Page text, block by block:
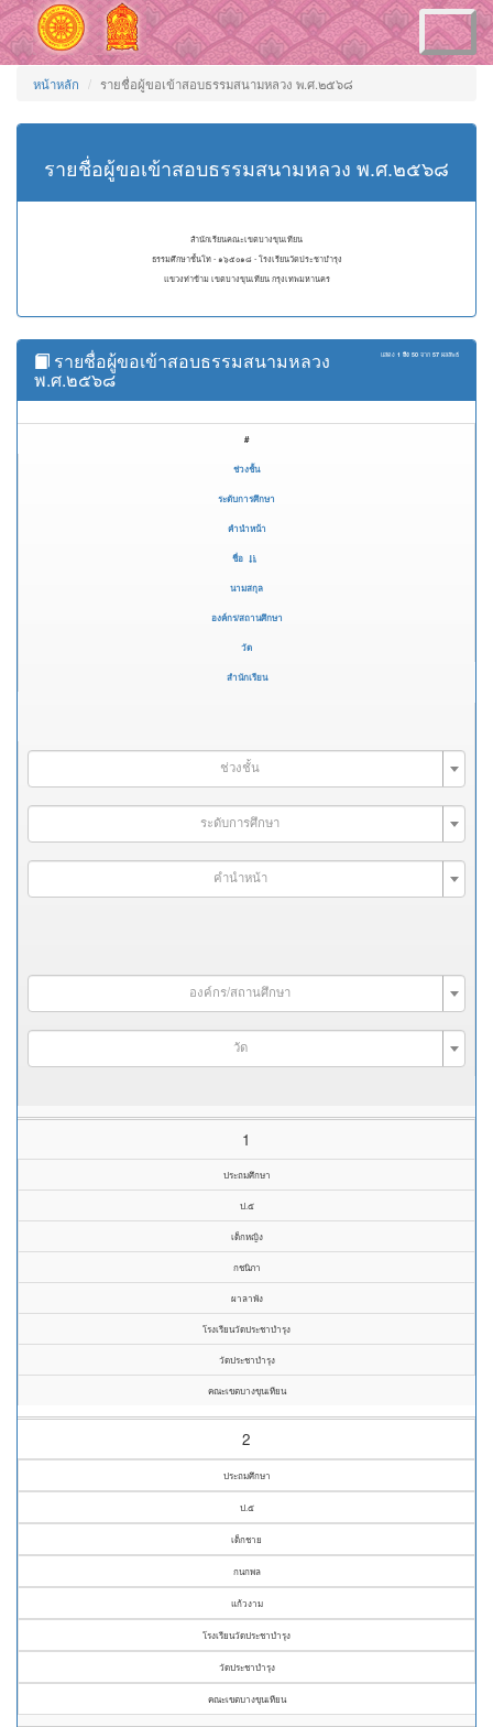
Toggle
navigation
หน้าหลัก รายชื่อผู้ขอเข้าสอบธรรมสนามหลวง พ.ศ.๒๕๖๘
รายชื่อผู้ขอเข้าสอบธรรมสนามหลวง พ.ศ.๒๕๖๘
สำนักเรียนคณะเขตบางขุนเทียน
ธรรมศึกษาชั้นโท - ๑๖๕๐๑๘ - โรงเรียนวัดประชาบำรุง
แขวงท่าข้าม เขตบางขุนเทียน กรุงเทพมหานคร
แสดง 1 ถึง 50 จาก 57 ผลลัพธ์
รายชื่อผู้ขอเข้าสอบธรรมสนามหลวง
พ.ศ.๒๕๖๘
#
ช่วงชั้น
ระดับการศึกษา
คำนำหน้า
ชื่อ
นามสกุล
องค์กร/สถานศึกษา
วัด
สำนักเรียน
ช่วงชั้น
ระดับการศึกษา
คำนำหน้า
องค์กร/สถานศึกษา
วัด
1
ประถมศึกษา
ป.๕
เด็กหญิง
กชนิภา
ผาลาพัง
โรงเรียนวัดประชาบำรุง
วัดประชาบำรุง
คณะเขตบางขุนเทียน
2
ประถมศึกษา
ป.๕
เด็กชาย
กนกพล
แก้วงาม
โรงเรียนวัดประชาบำรุง
วัดประชาบำรุง
คณะเขตบางขุนเทียน